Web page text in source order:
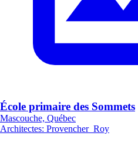
École primaire des Sommets
Mascouche, Québec
Architectes: Provencher_Roy